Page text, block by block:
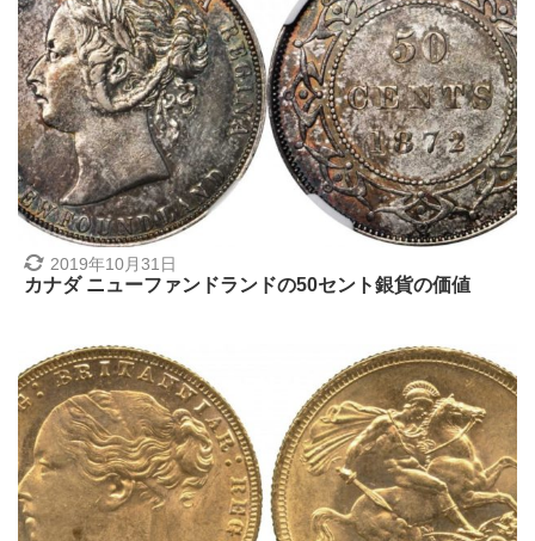
2019年10月31日
カナダ ニューファンドランドの50セント銀貨の価値